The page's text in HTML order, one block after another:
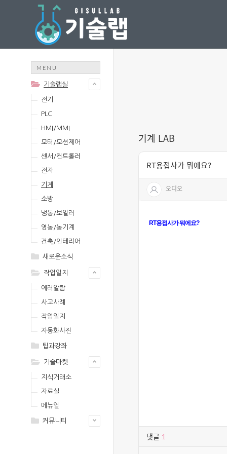
MENU
기술랩실
전기
PLC
HMI/MMI
모터/모션제어
센서/컨트롤러
전자
기계
소방
냉동/보일러
영농/농기계
건축/인테리어
새로운소식
작업일지
에러알람
사고사례
작업일지
자동화사진
팁과강좌
기술마켓
지식거래소
자료실
메뉴얼
커뮤니티
기계 LAB
RT용접사가 뭐에요?
오디오
RT용접사가 뭐에요?
댓글 1